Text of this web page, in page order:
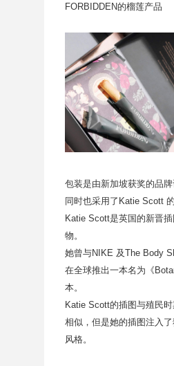
FORBIDDEN的榴莲产品
包装是由新加坡获奖的品牌
同时也采用了Katie Scott 的
Katie Scott是英国的新晋
物。
她曾与NIKE 及The Body
在全球推出一本名为《
本。
Katie Scott的插图与殖民
相似，但是她的插图注入
风格。